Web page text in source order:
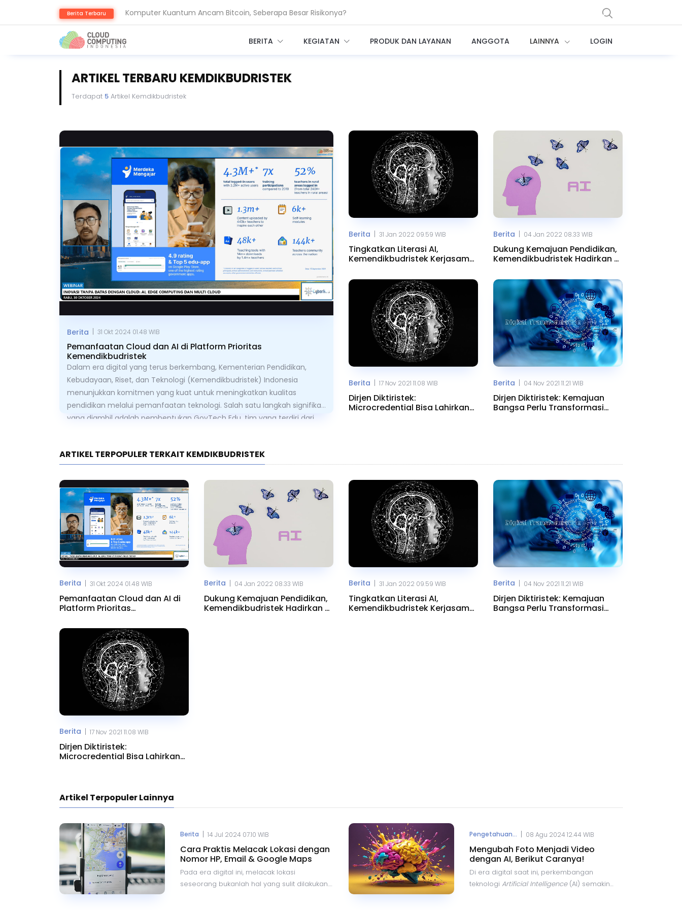
Berita Terbaru Komputer Kuantum Ancam Bitcoin, Seberapa Besar Risikonya?
AMD Gandeng Core Scientific Bangun Infrastruktur AI Raksasa
BERITA KEGIATAN PRODUK DAN LAYANAN ANGGOTA LAINNYA LOGIN
ARTIKEL TERBARU KEMDIKBUDRISTEK
Terdapat 5Artikel Kemdikbudristek
Pemanfaatan Cloud dan AI di Platform Prioritas
Kemendikbudristek
Berita 31 Okt 2024 01.48 WIB
Dalam era digital yang terus berkembang, Kementerian Pendidikan,
Kebudayaan, Riset, dan Teknologi (Kemendikbudristek) Indonesia
menunjukkan komitmen yang kuat untuk meningkatkan kualitas
pendidikan melalui pemanfaatan teknologi. Salah satu langkah signifikan
yang diambil adalah pembentukan GovTech Edu , tim yang terdiri dari
Berita | 31 Jan 2022 09.59 WIB
Tingkatkan Literasi AI,
Kemendikbudristek Kerjasama
Berita | 04 Jan 2022 08.33 WIB
Dukung Kemajuan Pendidikan,
Kemendikbudristek Hadirkan AI
Berita | 17 Nov 2021 11.08 WIB
Dirjen Diktiristek:
Microcredential Bisa Lahirkan
Berita | 04 Nov 2021 11.21 WIB
Dirjen Diktiristek: Kemajuan
Bangsa Perlu Transformasi
ARTIKEL TERPOPULER TERKAIT KEMDIKBUDRISTEK
Berita | 31 Okt 2024 01.48 WIB
Pemanfaatan Cloud dan AI di
Platform Prioritas
Berita | 04 Jan 2022 08.33 WIB
Dukung Kemajuan Pendidikan,
Kemendikbudristek Hadirkan AI
Berita | 31 Jan 2022 09.59 WIB
Tingkatkan Literasi AI,
Kemendikbudristek Kerjasama
Berita | 04 Nov 2021 11.21 WIB
Dirjen Diktiristek: Kemajuan
Bangsa Perlu Transformasi
Berita 17 Nov 2021 11.08 WIB
Dirjen Diktiristek:
Microcredential Bisa Lahirkan
Artikel Terpopuler Lainnya
Berita | 14 Jul 2024 07.10 WIB
Cara Praktis Melacak Lokasi dengan
Nomor HP, Email & Google Maps
Pada era digital ini, melacak lokasi
seseorang bukanlah hal yang sulit dilakukan.
Pengetahuan... | 08 Agu 2024 12.44 WIB
Mengubah Foto Menjadi Video
dengan AI, Berikut Caranya!
Di era digital saat ini, perkembangan
teknologi Artificial Intelligence(AI) semakin